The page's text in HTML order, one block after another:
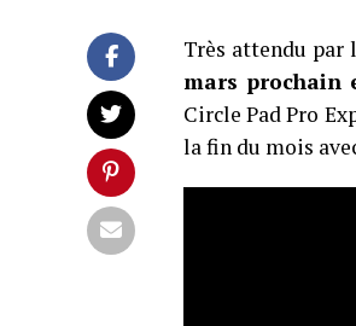
Très attendu par
mars prochain
Circle Pad Pro
la fin du mois